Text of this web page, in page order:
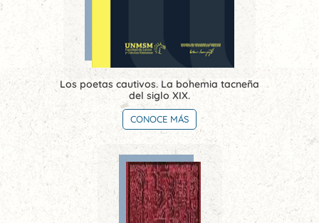
Los poetas cautivos. La bohemia tacneña
del siglo XIX.
CONOCE MÁS